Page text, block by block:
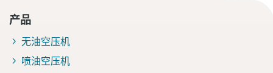
产品
无油空压机
喷油空压机